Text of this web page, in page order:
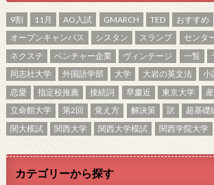
9割 11月 AO入試 GMARCH TED おすすめ
オープンキャンパス
シスタン スランプ センタ
ネクステ
ベンチャー企業 ヴィンテージ 一覧
同志社大学
外国語学部 大学 大岩の英文法 小
恋愛
指定校推薦 接続詞 早慶近 東京大学
立命館大学
第2回 覚え方 解決策 訳 超基礎
関大模試
関西大学 関西大学模試 関西学院大学
カテゴリーから探す